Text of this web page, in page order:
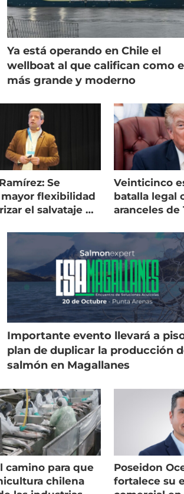
Ya está operando en Chile el
wellboat al que califican como
más grande y moderno
Se
flexibilidad
el salvataje de
Veinticinco
batalla legal
aranceles
Importante evento llevará a
plan de duplicar la producción
salmón en Magallanes
camino para que
chilena
Poseidon
fortalece su